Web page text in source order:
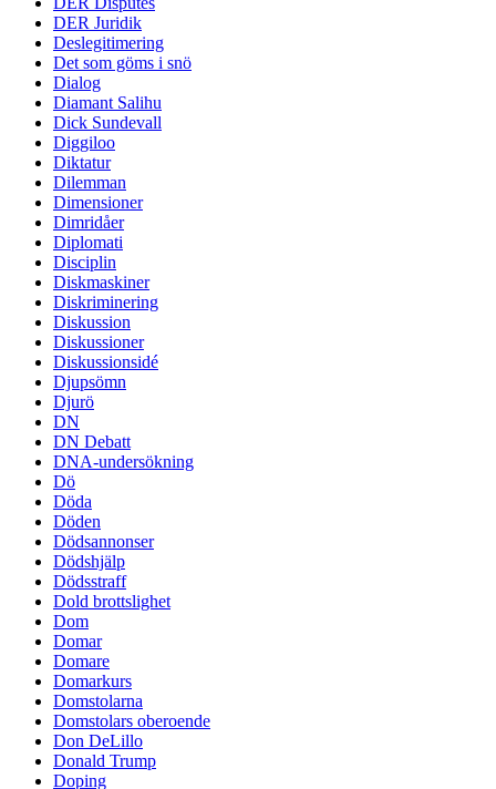
DER Juridik
Deslegitimering
Det som göms i snö
Dialog
Diamant Salihu
Dick Sundevall
Diggiloo
Diktatur
Dilemman
Dimensioner
Dimridåer
Diplomati
Disciplin
Diskmaskiner
Diskriminering
Diskussion
Diskussioner
Diskussionsidé
Djupsömn
Djurö
DN
DN Debatt
DNA-undersökning
Dö
Döda
Döden
Dödsannonser
Dödshjälp
Dödsstraff
Dold brottslighet
Dom
Domar
Domare
Domarkurs
Domstolarna
Domstolars oberoende
Don DeLillo
Donald Trump
Doping